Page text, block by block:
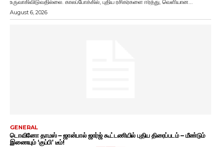
உருவாகிவிடுவதில்லை. காலப்போக்கில், புதிய ரசிகர்களை ஈர்த்து, வெளியான...
August 6, 2026
GENERAL
டொவினோ தாமஸ் – ஜான்பால் ஜார்ஜ் கூட்டணியில் புதிய திரைப்படம் – மீண்டும்
இணையும் ‘குப்பி’ டீம்!